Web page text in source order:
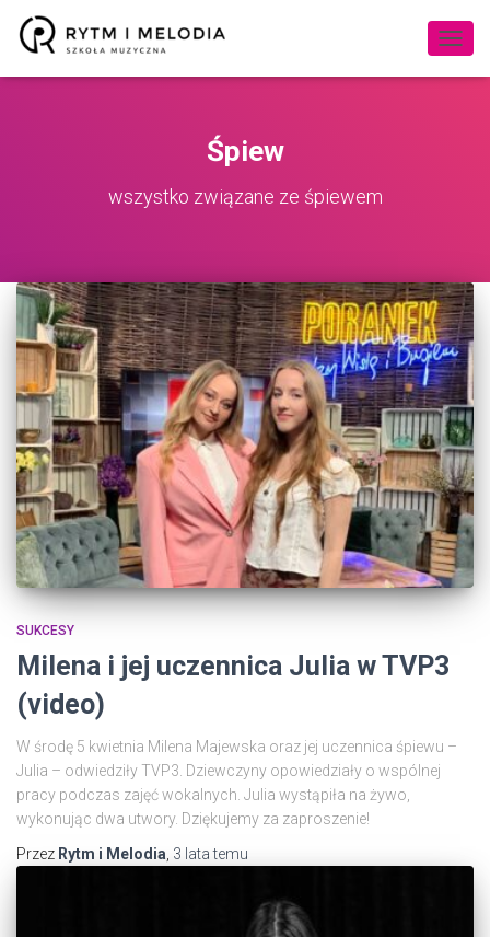
Śpiew
wszystko związane ze śpiewem
SUKCESY
Milena i jej uczennica Julia w TVP3
(video)
W środę 5 kwietnia Milena Majewska oraz jej uczennica śpiewu –
Julia – odwiedziły TVP3. Dziewczyny opowiedziały o wspólnej
pracy podczas zajęć wokalnych. Julia wystąpiła na żywo,
wykonując dwa utwory. Dziękujemy za zaproszenie!
Przez Rytm i Melodia 3 latatemu